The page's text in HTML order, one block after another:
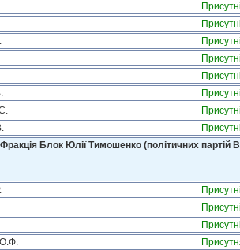
Фракція Блок Юлії Тимошенко (політичних партій